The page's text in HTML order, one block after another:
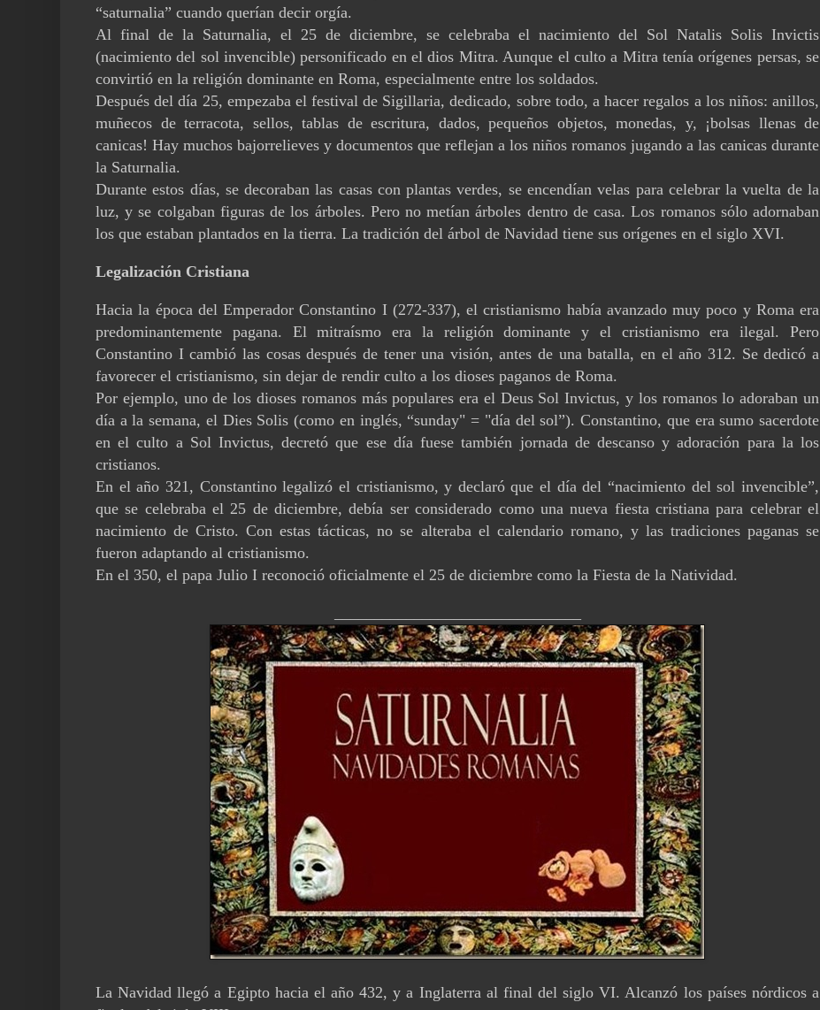
“saturnalia” cuando querían decir orgía.
Al final de la Saturnalia, el 25 de diciembre, se celebraba el nacimiento del Sol Natalis Solis Invictis
(nacimiento del sol invencible) personificado en el dios Mitra. Aunque el culto a Mitra tenía orígenes persas, se
convirtió en la religión dominante en Roma, especialmente entre los soldados.
Después del día 25, empezaba el festival de Sigillaria, dedicado, sobre todo, a hacer regalos a los niños: anillos,
muñecos de terracota, sellos, tablas de escritura, dados, pequeños objetos, monedas, y, ¡bolsas llenas de
canicas! Hay muchos bajorrelieves y documentos que reflejan a los niños romanos jugando a las canicas durante
la Saturnalia.
Durante estos días, se decoraban las casas con plantas verdes, se encendían velas para celebrar la vuelta de la
luz, y se colgaban figuras de los árboles. Pero no metían árboles dentro de casa. Los romanos sólo adornaban
los que estaban plantados en la tierra. La tradición del árbol de Navidad tiene sus orígenes en el siglo XVI.
Legalización Cristiana
Hacia la época del Emperador Constantino I (272-337), el cristianismo había avanzado muy poco y Roma era
predominantemente pagana. El mitraísmo era la religión dominante y el cristianismo era ilegal. Pero
Constantino I cambió las cosas después de tener una visión, antes de una batalla, en el año 312. Se dedicó a
favorecer el cristianismo, sin dejar de rendir culto a los dioses paganos de Roma.
Por ejemplo, uno de los dioses romanos más populares era el Deus Sol Invictus, y los romanos lo adoraban un
día a la semana, el Dies Solis (como en inglés, “sunday" = "día del sol”). Constantino, que era sumo sacerdote
en el culto a Sol Invictus, decretó que ese día fuese también jornada de descanso y adoración para la los
cristianos.
En el año 321, Constantino legalizó el cristianismo, y declaró que el día del “nacimiento del sol invencible”,
que se celebraba el 25 de diciembre, debía ser considerado como una nueva fiesta cristiana para celebrar el
nacimiento de Cristo. Con estas tácticas, no se alteraba el calendario romano, y las tradiciones paganas se
fueron adaptando al cristianismo.
En el 350, el papa Julio I reconoció oficialmente el 25 de diciembre como la Fiesta de la Natividad.
La Navidad llegó a Egipto hacia el año 432, y a Inglaterra al final del siglo VI. Alcanzó los países nórdicos a